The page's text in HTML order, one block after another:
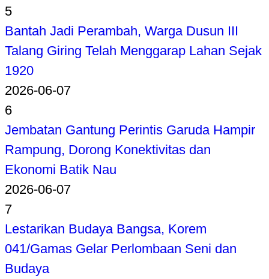
5
Bantah Jadi Perambah, Warga Dusun III
Talang Giring Telah Menggarap Lahan Sejak
1920
2026-06-07
6
Jembatan Gantung Perintis Garuda Hampir
Rampung, Dorong Konektivitas dan
Ekonomi Batik Nau
2026-06-07
7
Lestarikan Budaya Bangsa, Korem
041/Gamas Gelar Perlombaan Seni dan
Budaya